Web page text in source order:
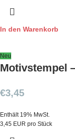
In den Warenkorb
Neu
Motivstempel
€3,45
Enthält 19% MwSt.
3,45 EUR pro Stück